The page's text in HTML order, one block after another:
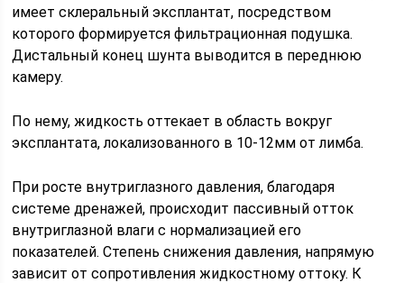
имеет склеральный эксплантат, посредством
которого формируется фильтрационная подушка.
Дистальный конец шунта выводится в переднюю
камеру.
По нему, жидкость оттекает в область вокруг
эксплантата, локализованного в 10-12мм от лимба.
При росте внутриглазного давления, благодаря
системе дренажей, происходит пассивный отток
внутриглазной влаги с нормализацией его
показателей. Степень снижения давления, напрямую
зависит от сопротивления жидкостному оттоку. К